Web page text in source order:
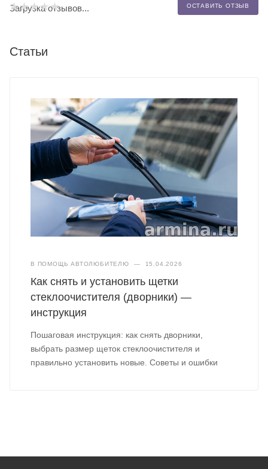
ОСТАВИТЬ ОТЗЫВ
Загрузка отзывов...
Статьи
В ПОМОЩЬ АВТОЛЮБИТЕЛЮ — 15.04.2026
Как снять и установить щетки
стеклоочистителя (дворники) —
инструкция
Пошаговая инструкция: как снять дворники,
выбрать размер щеток стеклоочистителя и
правильно установить новые. Советы и ошибки